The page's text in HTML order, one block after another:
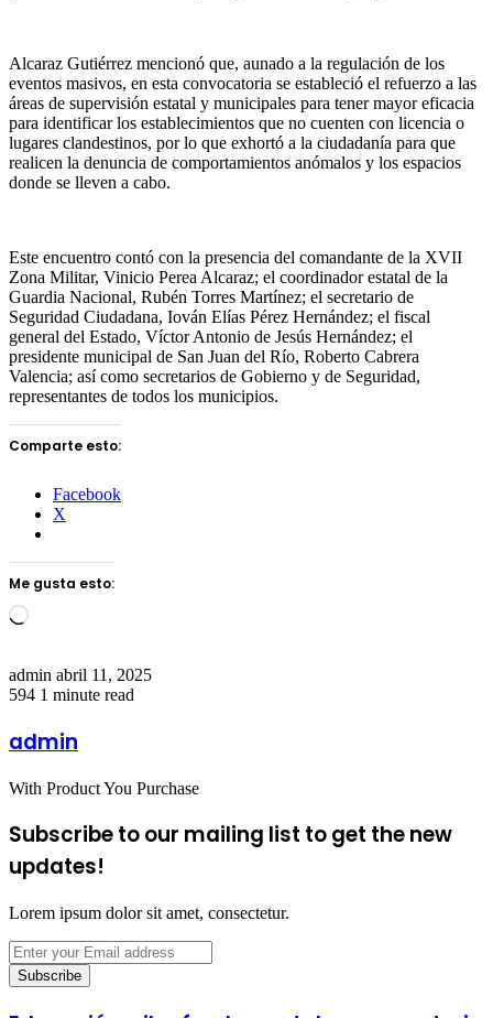
Alcaraz Gutiérrez mencionó que, aunado a la regulación de los
eventos masivos, en esta convocatoria se estableció el refuerzo a las
áreas de supervisión estatal y municipales para tener mayor eficacia
para identificar los establecimientos que no cuenten con licencia o
lugares clandestinos, por lo que exhortó a la ciudadanía para que
realicen la denuncia de comportamientos anómalos y los espacios
donde se lleven a cabo.
Este encuentro contó con la presencia del comandante de la XVII
Zona Militar, Vinicio Perea Alcaraz; el coordinador estatal de la
Guardia Nacional, Rubén Torres Martínez; el secretario de
Seguridad Ciudadana, Iován Elías Pérez Hernández; el fiscal
general del Estado, Víctor Antonio de Jesús Hernández; el
presidente municipal de San Juan del Río, Roberto Cabrera
Valencia; así como secretarios de Gobierno y de Seguridad,
representantes de todos los municipios.
Comparte esto:
Facebook
X
Me gusta esto:
Loading…
admin Send
an
abril 11, 2025
594 1 minute read
admin
With Product You Purchase
Subscribe to our mailing list to get the new
updates!
Lorem ipsum dolor sit amet, consectetur.
Enter
your
Email